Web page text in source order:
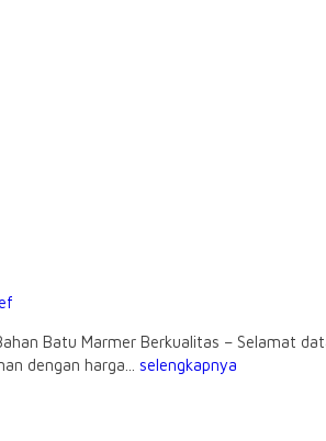
Batu Marmer Berkualitas – Selamat
dengan harga... selengkapnya